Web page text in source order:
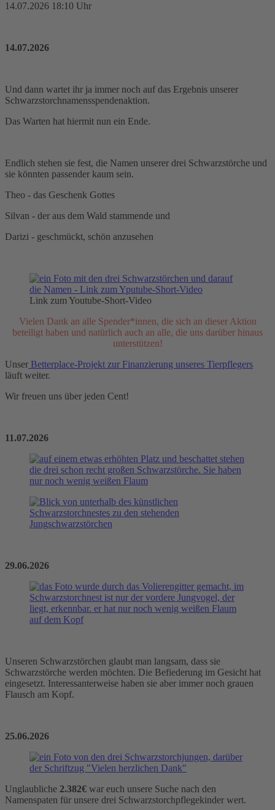
14.07.2026 18:10 Uhr
14.07.2026
Und dann wartet ihr ja immer noch auf das Ergebnis unserer
Schwarzstorchnamensspendenaktion.
Das Warten hat hiermit nun ein Ende.
Endlich stehen sie fest, die Namen unserer drei Schwarzstörche und
sie könnten passender kaum sein.
Theo - das Geschenk Gottes
Silvan - der aus dem Wald stammende und
Darizi - geschmückt, schön anzusehen
Link zum Youtube-Short-Video
Vielen Dank an alle Spender*innen, die sich an dieser Aktion
beteiligt haben und natürlich auch an alle, die uns darüber hinaus
unterstützen!
Unser Betterplace-Projekt zur Finanzierung unseres Tierpflegers
läuft weiter.
Wir freuen uns über jeden Cent!
11.07.2026
29.06.2026
Unseren Schwarzstörchen glaubt man langsam, dass sie
Schwarzstörche werden möchten. Die Befiederung im Gesicht hat
eingesetzt. Interessanterweise haben sie aber immer noch grauen
Flausch am Kopf.
25.06.2026
Unglaubliche 2.382€ war euch unsere Suche nach den
Namenspaten für unsere drei Schwarzstorchpflegekinder wert.